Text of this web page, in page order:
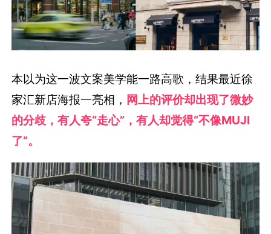
本以为这一波文案美学能一路高歌，结果最近徐
家汇新店海报一亮相， 网上的评价却出现了微妙
的分歧，有人夸“走心”，有人却觉得“不像MUJI
了”。